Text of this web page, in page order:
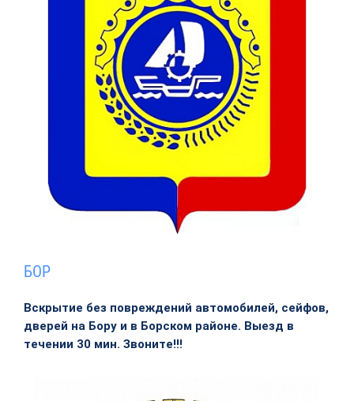
БОР
Вскрытие без повреждений автомобилей, сейфов,
дверей на Бору и в Борском районе. Выезд в
течении 30 мин. Звоните!!!